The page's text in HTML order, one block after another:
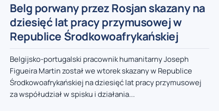
Belg porwany przez Rosjan skazany na
dziesięć lat pracy przymusowej w
Republice Środkowoafrykańskiej
Belgijsko-portugalski pracownik humanitarny Joseph
Figueira Martin został we wtorek skazany w Republice
Środkowoafrykańskiej na dziesięć lat pracy przymusowej
za współudział w spisku i działania...